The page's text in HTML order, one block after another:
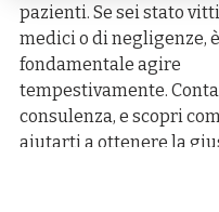
pazienti. Se sei stato
medici o di negligenze, è
fondamentale agire
tempestivamente.
consulenza, e scopri
aiutarti a ottenere la